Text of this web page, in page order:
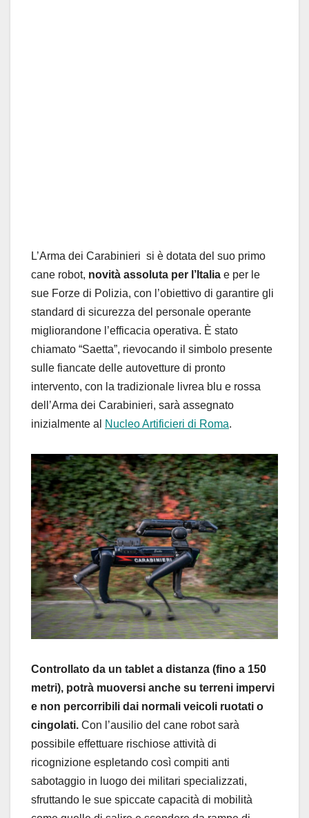
L’Arma dei Carabinieri si è dotata del suo primo
cane robot, novità assoluta per l’Italia e per le
sue Forze di Polizia, con l’obiettivo di garantire gli
standard di sicurezza del personale operante
migliorandone l’efficacia operativa. È stato
chiamato “Saetta”, rievocando i l simbolo presente
sulle fiancate delle autovetture di pronto
intervento, con la tradizionale livrea blu e rossa
dell’Arma dei Carabinieri, sarà assegnato
inizialmente al NucleoArtificieri di Roma.
Controllato da un tablet a distanza (fino a 150
metri), potrà muoversi anche su terreni impervi
e non percorribili dai normali veicoli ruotati o
cingolati. Con l’ausilio del cane robot sarà
possibile effettuare rischiose attività di
ricognizione espletando così compiti anti
sabotaggio in luogo dei militari specializzati,
sfruttando le sue spiccate capacità di mobilità